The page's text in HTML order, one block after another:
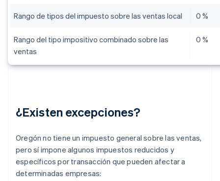
Rango de tipos del impuesto sobre las ventas local 0 %
Rango del tipo impositivo combinado sobre las
ventas
0 %
¿Existen excepciones?
Oregón no tiene un impuesto general sobre las ventas,
pero sí impone algunos impuestos reducidos y
específicos por transacción que pueden afectar a
determinadas empresas: